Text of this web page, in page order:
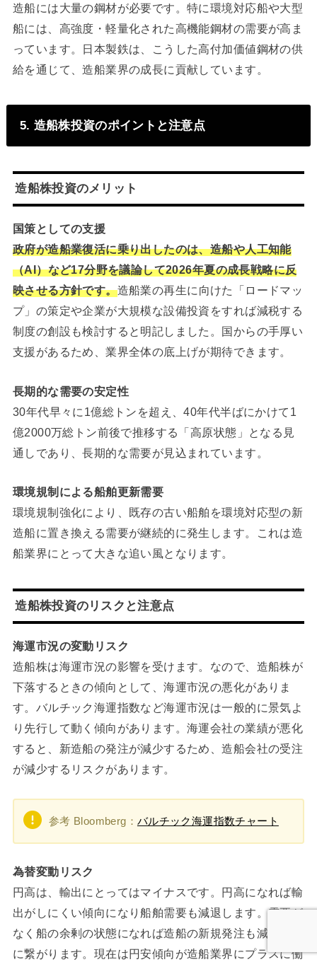
造船には大量の鋼材が必要です。特に環境対応船や大型
船には、高強度・軽量化された高機能鋼材の需要が高ま
っています。日本製鉄は、こうした高付加価値鋼材の供
給を通じて、造船業界の成長に貢献しています。
5. 造船株投資のポイントと注意点
造船株投資のメリット
国策としての支援
政府が造船業復活に乗り出したのは、造船や人工知能
（AI）など17分野を議論して2026年夏の成長戦略に反
映させる方針です。造船業の再生に向けた「ロードマッ
プ」の策定や企業が大規模な設備投資をすれば減税する
制度の創設も検討すると明記しました。国からの手厚い
支援があるため、業界全体の底上げが期待できます。
長期的な需要の安定性
30年代早々に1億総トンを超え、40年代半ばにかけて1
億2000万総トン前後で推移する「高原状態」となる見
通しであり、長期的な需要が見込まれています。
環境規制による船舶更新需要
環境規制強化により、既存の古い船舶を環境対応型の新
造船に置き換える需要が継続的に発生します。これは造
船業界にとって大きな追い風となります。
造船株投資のリスクと注意点
海運市況の変動リスク
造船株は海運市況の影響を受けます。なので、造船株が
下落するときの傾向として、海運市況の悪化がありま
す。バルチック海運指数など海運市況は一般的に景気よ
り先行して動く傾向があります。海運会社の業績が悪化
すると、新造船の発注が減少するため、造船会社の受注
が減少するリスクがあります。
参考 Bloomberg： バルチック海運指数チャート
為替変動リスク
円高は、輸出にとってはマイナスです。円高になれば輸
出がしにくい傾向になり船舶需要も減退します。需要が
なく船の余剰の状態になれば造船の新規発注も減ること
に繋がります。現在は円安傾向が造船業界にプラスに働